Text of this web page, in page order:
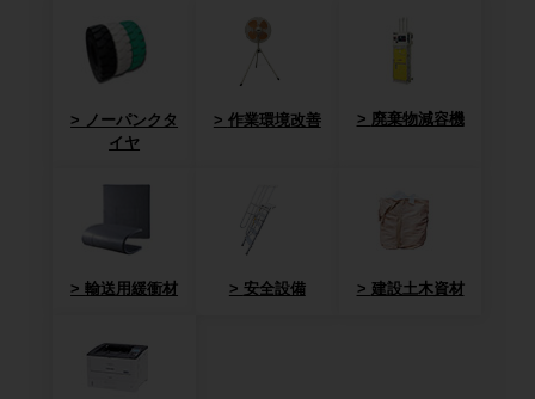
ノーパンクタ
イヤ
作業環境改善 廃棄物減容機
輸送用緩衝材 安全設備 建設土木資材